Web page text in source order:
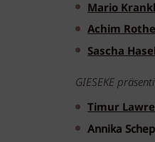
Mario Krankl
Achim
Sascha
GIESEKE
Timur
Annika